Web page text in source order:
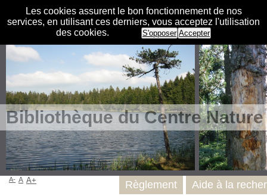
Les cookies assurent le bon fonctionnement de nos
services, en utilisant ces derniers, vous acceptez l'utilisation
des cookies.
S'opposer Accepter
Bibliothèque du Centre
Règlement Aide à la
A- A A+